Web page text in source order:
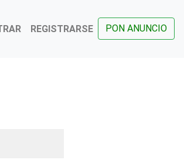
REGISTRARSE PON ANUNCIO